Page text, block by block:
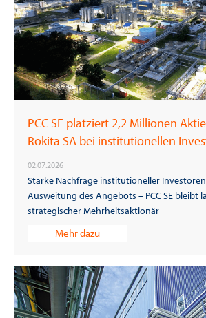
PCC SE platziert 2,2 Millionen
Rokita SA bei institutionellen
02.07.2026
Starke Nachfrage institutioneller
Ausweitung des Angebots – PCC SE bleibt
strategischer Mehrheitsaktionär
Mehr dazu